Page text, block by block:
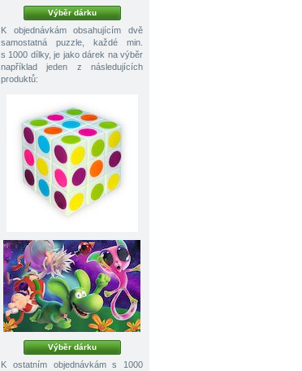
Výběr dárku
K objednávkám obsahujícím dvě
samostatná puzzle, každé min.
s 1000 dílky, je jako dárek na výběr
například jeden z následujících
produktů:
Výběr dárku
K ostatním objednávkám s 1000